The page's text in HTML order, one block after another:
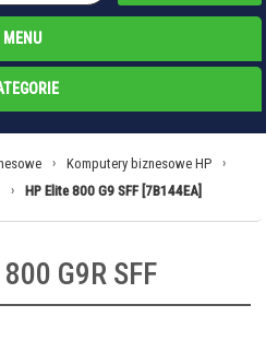
MENU
› Komputery biznesowe HP ›
› HP Elite 800 G9 SFF [7B144EA]
G9R SFF